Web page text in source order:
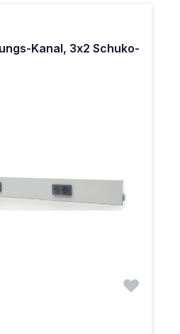
Kanal, 3x2 Schuko-